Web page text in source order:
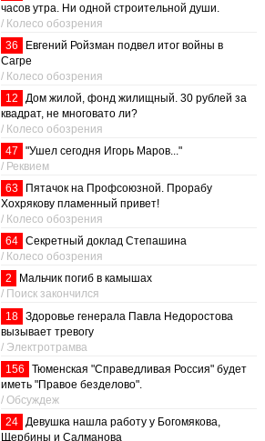
часов утра. Ни одной строительной души.
/ Колесо обозрения
36
Евгений Ройзман подвел итог войны в
Сагре
/ Колесо обозрения
12
Дом жилой, фонд жилищный. 30 рублей за
квадрат, не многовато ли?
/ Колесо обозрения
47
"Ушел сегодня Игорь Маров..."
/ Реквием
63
Пятачок на Профсоюзной. Прорабу
Хохрякову пламенный привет!
/ Колесо обозрения
64 Секретный доклад Степашина
/ Колесо обозрения
2
Мальчик погиб в камышах
/ Поиск закончился
18 Здоровье генерала Павла Недоростова
вызывает тревогу
/ Электротрамва
156
Тюменская "Справедливая Россия" будет
иметь "Правое безделово".
/ Обсуждеж
24 Девушка нашла работу у Богомякова,
Щербины и Салманова